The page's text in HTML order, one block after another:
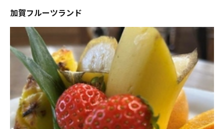
加賀フルーツランド